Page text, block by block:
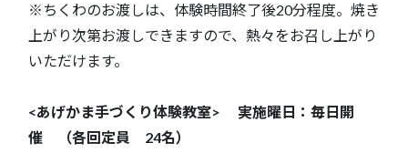
※ちくわのお渡しは、体験時間終了後20分程度。焼き
上がり次第お渡しできますので、熱々をお召し上がり
いただけます。
<あげかま手づくり体験教室> 実施曜日：毎日開
催 （各回定員 24名）